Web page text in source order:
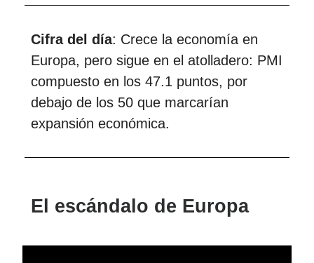
Cifra del día: Crece la economía en
Europa, pero sigue en el atolladero: PMI
compuesto en los 47.1 puntos, por
debajo de los 50 que marcarían
expansión económica.
El escándalo de Europa